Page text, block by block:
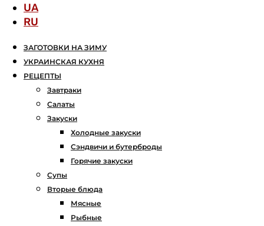
UA
RU
ЗАГОТОВКИ НА ЗИМУ
УКРАИНСКАЯ КУХНЯ
РЕЦЕПТЫ
Завтраки
Салаты
Закуски
Холодные закуски
Сэндвичи и бутерброды
Горячие закуски
Супы
Вторые блюда
Мясные
Рыбные